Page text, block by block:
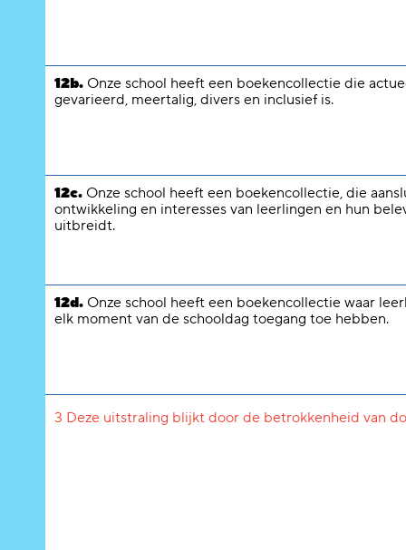
12b. Onze school heeft een boekencollectie die
gevarieerd, meertalig, divers en inclusief is.
12c. Onze school heeft een boekencollectie, die
ontwikkeling en interesses van leerlingen en hun
uitbreidt.
12d. Onze school heeft een boekencollectie waar
elk moment van de schooldag toegang toe hebben.
3 Deze uitstraling blijkt door de betrokkenheid van